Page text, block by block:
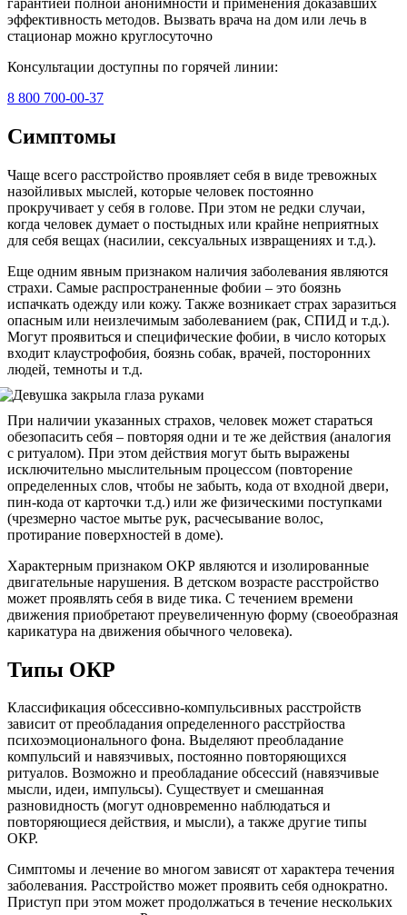
эффективность методов. Вызвать врача на дом или лечь в
стационар можно круглосуточно
Консультации доступны по горячей линии:
8 800 700-00-37
Симптомы
Чаще всего расстройство проявляет себя в виде тревожных
назойливых мыслей, которые человек постоянно
прокручивает у себя в голове. При этом не редки случаи,
когда человек думает о постыдных или крайне неприятных
для себя вещах (насилии, сексуальных извращениях и т.д.).
Еще одним явным признаком наличия заболевания являются
страхи. Самые распространенные фобии – это боязнь
испачкать одежду или кожу. Также возникает страх заразиться
опасным или неизлечимым заболеванием (рак, СПИД и т.д.).
Могут проявиться и специфические фобии, в число которых
входит клаустрофобия, боязнь собак, врачей, посторонних
людей, темноты и т.д.
При наличии указанных страхов, человек может стараться
обезопасить себя – повторяя одни и те же действия (аналогия
с ритуалом). При этом действия могут быть выражены
исключительно мыслительным процессом (повторение
определенных слов, чтобы не забыть, кода от входной двери,
пин-кода от карточки т.д.) или же физическими поступками
(чрезмерно частое мытье рук, расчесывание волос,
протирание поверхностей в доме).
Характерным признаком ОКР являются и изолированные
двигательные нарушения. В детском возрасте расстройство
может проявлять себя в виде тика. С течением времени
движения приобретают преувеличенную форму (своеобразная
карикатура на движения обычного человека).
Типы ОКР
Классификация обсессивно-компульсивных расстройств
зависит от преобладания определенного расстрйоства
психоэмоционального фона. Выделяют преобладание
компульсий и навязчивых, постоянно повторяющихся
ритуалов. Возможно и преобладание обсессий (навязчивые
мысли, идеи, импульсы). Существует и смешанная
разновидность (могут одновременно наблюдаться и
повторяющиеся действия, и мысли), а также другие типы
ОКР.
Симптомы и лечение во многом зависят от характера течения
заболевания. Расстройство может проявить себя однократно.
Приступ при этом может продолжаться в течение нескольких